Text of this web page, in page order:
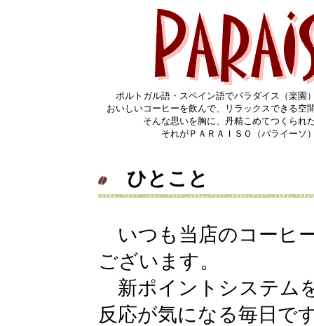
ポルトガル語・スペイン語でパラダイス（楽園
おいしいコーヒーを飲んで、リラックスできる空
そんな思いを胸に、丹精こめてつくられ
それがＰＡＲＡＩＳＯ（パライーソ
ひとこと
いつも当店のコーヒ
ございます。
新ポイントシステム
反応が気になる毎日で